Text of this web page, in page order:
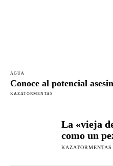
AGUA
Conoce al potencial
KAZATORMENTAS
La «vieja
como un
KAZATORMENTAS